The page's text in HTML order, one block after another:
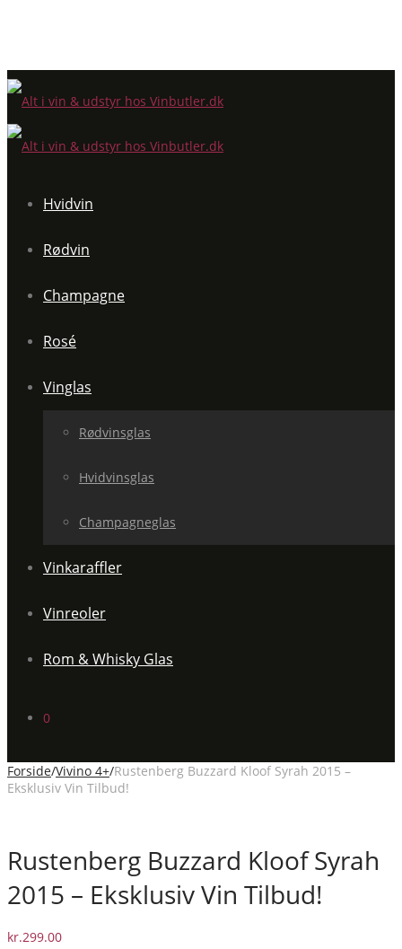
Hvidvin
Rødvin
Champagne
Rosé
Vinglas
Rødvinsglas
Hvidvinsglas
Champagneglas
Vinkaraffler
Vinreoler
Rom & Whisky Glas
0
Forside/Vivino 4+/Rustenberg Buzzard Kloof Syrah 2015 –
Eksklusiv Vin Tilbud!
Rustenberg Buzzard Kloof Syrah
2015 – Eksklusiv Vin Tilbud!
kr.299.00